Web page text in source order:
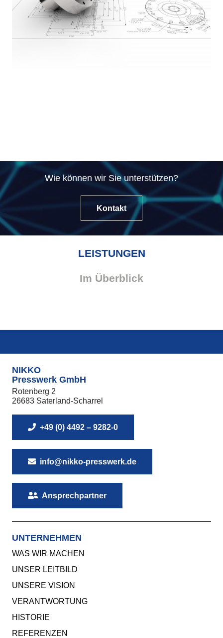
Wie können wir Sie unterstützen?
Kontakt
LEISTUNGEN
Im ÜberblickQualitäts­
NIKKO
Presswerk GmbH
Rotenberg 2
26683 Saterland-Scharrel
+49 (0) 4492 – 9282-0
info@nikko-presswerk.de
Ansprechpartner
UNTERNEHMEN
WAS WIR MACHEN
UNSER LEITBILD
UNSERE VISION
VERANTWORTUNG
HISTORIE
REFERENZEN